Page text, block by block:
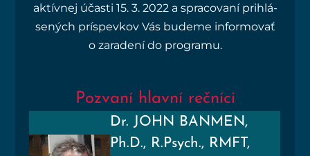
aktív­nej účas­ti 15. 3. 2022 a spra­co­va­ní pri­hlá­
se­ných prís­pev­kov Vás bude­me infor­mo­vať
o zara­de­ní do programu.
Pozvaní hlavní rečníci
Dr. JOHN BANMEN,
Ph.D., R.Psych., RMFT,